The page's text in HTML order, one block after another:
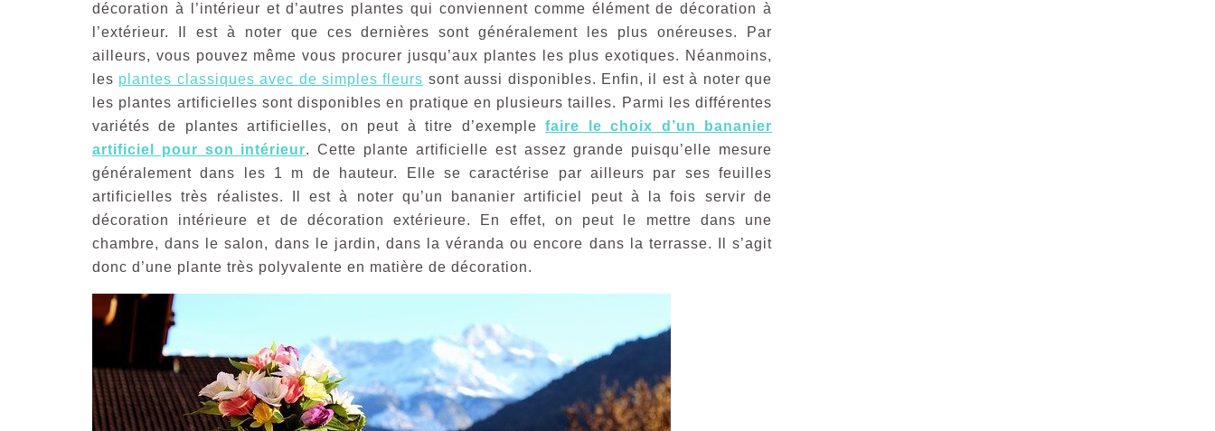
décoration à l’intérieur et d’autres plantes qui conviennent comme élément de décoration à
l’extérieur. Il est à noter que ces dernières sont généralement les plus onéreuses. Par
ailleurs, vous pouvez même vous procurer jusqu’aux plantes les plus exotiques. Néanmoins,
les plantes classiques avec de simples fleurs sont aussi disponibles. Enfin, il est à noter que
les plantes artificielles sont disponibles en pratique en plusieurs tailles. Parmi les différentes
variétés de plantes artificielles, on peut à titre d’exemplefaire le choix d’un bananier
artificiel pour son intérieur. Cette plante artificielle est assez grande puisqu’elle mesure
généralement dans les 1 m de hauteur. Elle se caractérise par ailleurs par ses feuilles
artificielles très réalistes. Il est à noter qu’un bananier artificiel peut à la fois servir de
décoration intérieure et de décoration extérieure. En effet, on peut le mettre dans une
chambre, dans le salon, dans le jardin, dans la véranda ou encore dans la terrasse. Il s’agit
donc d’une plante très polyvalente en matière de décoration.